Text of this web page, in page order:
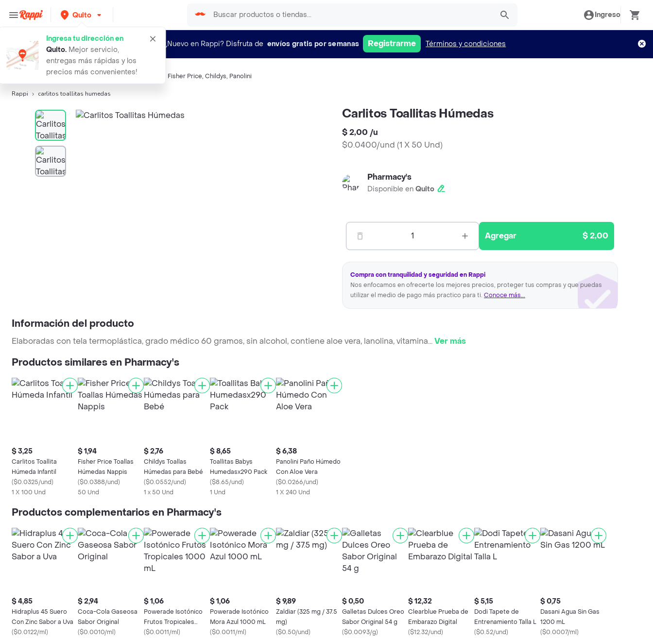
Quito
Ingresa tu dirección en
Quito. Mejor servicio,
entregas más rápidas y los
precios más convenientes!
Ingreso
¿Nuevo en Rappi? Disfruta de envíos gratis por semanas Registrarme Términos y condiciones
Búsquedas relacionadas: Toallitas humedas Fisher Price, Childys, Panolini
Rappi carlitos toallitas humedas
Carlitos Toallitas Húmedas
$ 2,00 /u
$0.0400/und (1 X 50 Und)
Pharmacy's
Disponible en Quito
1 Agregar $ 2,00
Compra con tranquilidad y seguridad en Rappi
Nos enfocamos en ofrecerte los mejores precios, proteger tus compras y que puedas
utilizar el medio de pago más practico para ti. Conoce más...
Información del producto
Elaboradas con tela termoplástica, grado médico 60 gramos, sin alcohol, contiene aloe vera, lanolina, vitamina...Ver más
Productos similares en Pharmacy's
$ 3,25
Carlitos Toallita
Húmeda Infantil
($0.0325/und)
1 X 100 Und
$ 1,94
Fisher Price Toallas
Húmedas Nappis
($0.0388/und)
50 Und
$ 2,76
Childys Toallas
Húmedas para Bebé
($0.0552/und)
1 x 50 Und
$ 8,65
Toallitas Babys
Humedasx290 Pack
($8.65/und)
1 Und
$ 6,38
Panolini Paño Húmedo
Con Aloe Vera
($0.0266/und)
1 X 240 Und
Productos complementarios en Pharmacy's
$ 4,85
Hidraplus 45 Suero
Con Zinc Sabor a Uva
($0.0122/ml)
$ 2,94
Coca-Cola Gaseosa
Sabor Original
($0.0010/ml)
$ 1,06
Powerade Isotónico
Frutos Tropicales
1000 mL
($0.0011/ml)
$ 1,06
Powerade Isotónico
Mora Azul 1000 mL
($0.0011/ml)
$ 9,89
Zaldiar (325 mg / 37.5
mg)
($0.50/und)
$ 0,50
Galletas Dulces Oreo
Sabor Original 54 g
($0.0093/g)
$ 12,32
Clearblue Prueba de
Embarazo Digital
($12.32/und)
$ 5,15
Dodi Tapete de
Entrenamiento Talla L
($0.52/und)
$ 0,75
Dasani Agua Sin Gas
1200 mL
($0.0007/ml)